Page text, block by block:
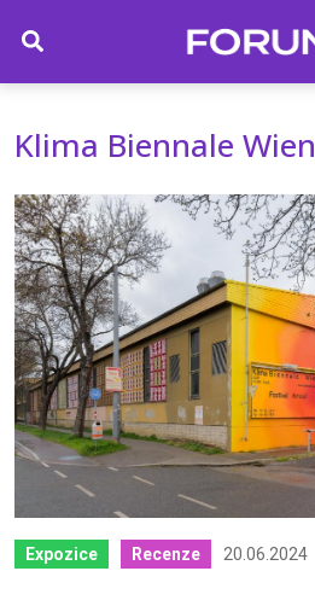
Klima Biennale Wien
Expozice Recenze 20.06.2024